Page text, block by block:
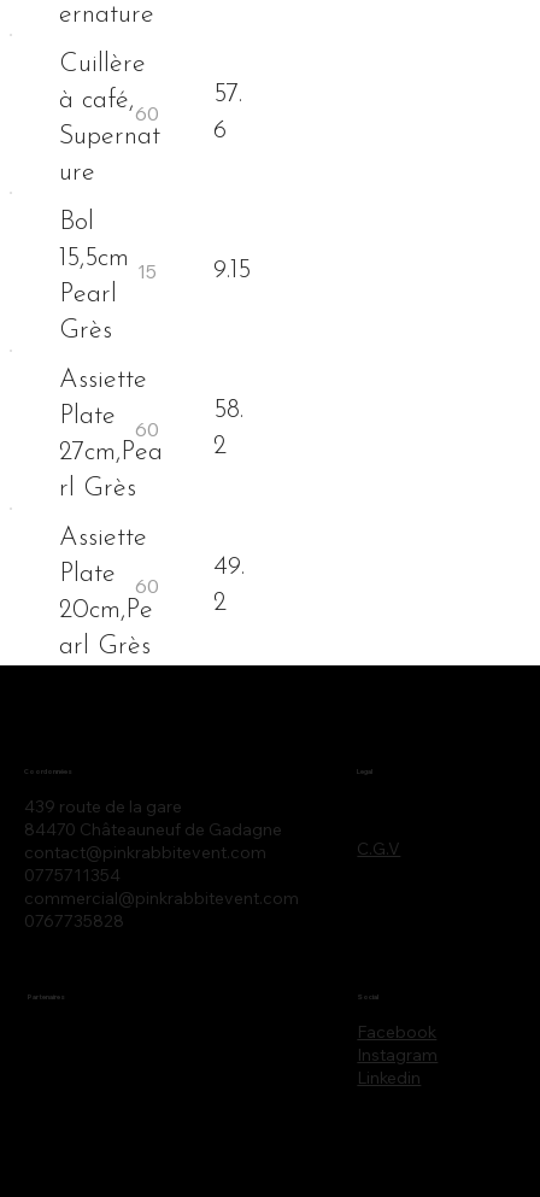
ernature
Cuillère
à café,
Supernat
ure
57.
6
Bol
15,5cm
Pearl
Grès
9.15
Assiette
Plate
27cm,Pea
rl Grès
58.
2
Assiette
Plate
20cm,Pe
arl Grès
49.
2
439 route de la gare
84470 Châteauneuf de Gadagne
contact@pinkrabbitevent.com
0775711354
commercial@pinkrabbitevent.com
0767735828
Coordonnées
C.G.V
Legal
Partenaires
Facebook
Instagram
Linkedin
Social